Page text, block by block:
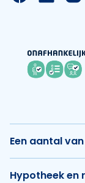
Een aantal
Hypotheek en